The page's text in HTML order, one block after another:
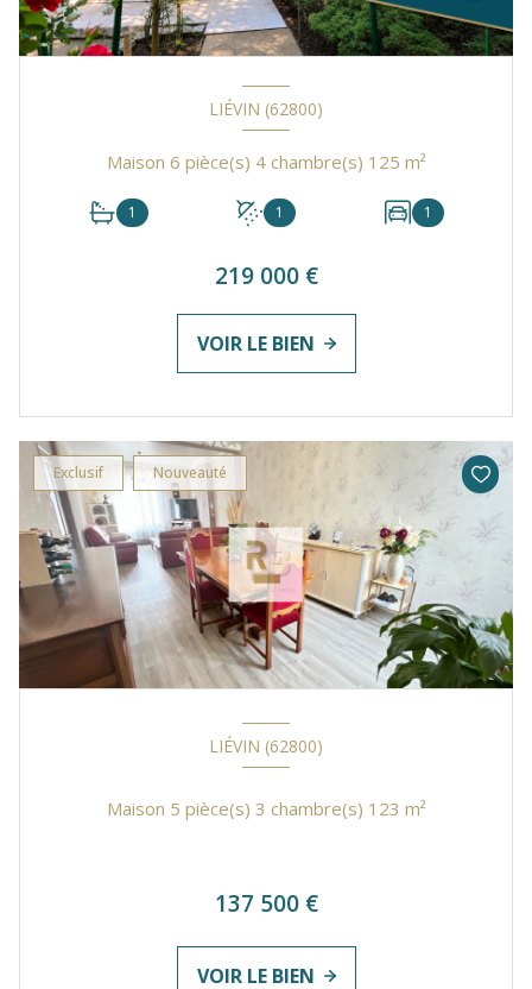
LIÉVIN (62800)
Maison 6 pièce(s) 4 chambre(s) 125 m²
1 1 1
219 000 €
VOIR LE BIEN
Exclusif Nouveauté
LIÉVIN (62800)
Maison 5 pièce(s) 3 chambre(s) 123 m²
137 500 €
VOIR LE BIEN